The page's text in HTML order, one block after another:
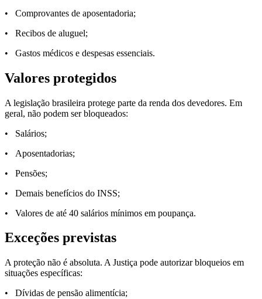
• Comprovantes de aposentadoria;
• Recibos de aluguel;
• Gastos médicos e despesas essenciais.
Valores protegidos
A legislação brasileira protege parte da renda dos devedores. Em
geral, não podem ser bloqueados:
• Salários;
• Aposentadorias;
• Pensões;
• Demais benefícios do INSS;
• Valores de até 40 salários mínimos em poupança.
Exceções previstas
A proteção não é absoluta. A Justiça pode autorizar bloqueios em
situações específicas:
• Dívidas de pensão alimentícia;